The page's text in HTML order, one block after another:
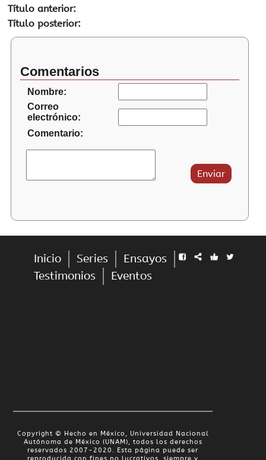
Título anterior:
Título posterior:
Comentarios
Nombre:
Correo
electrónico:
Comentario:
Inicio Series
Ensayos
Testimonios
Eventos
Copyright © Hecho en México, Universidad Nacional
Autónoma de México (UNAM), todos los derechos
reservados 2007-2020. Esta página puede ser